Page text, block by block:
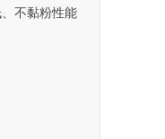
不黏粉性能